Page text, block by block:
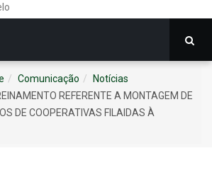
Comunicação
Notícias
REFERENTE A MONTAGEM DE
DE COOPERATIVAS FILAIDAS À